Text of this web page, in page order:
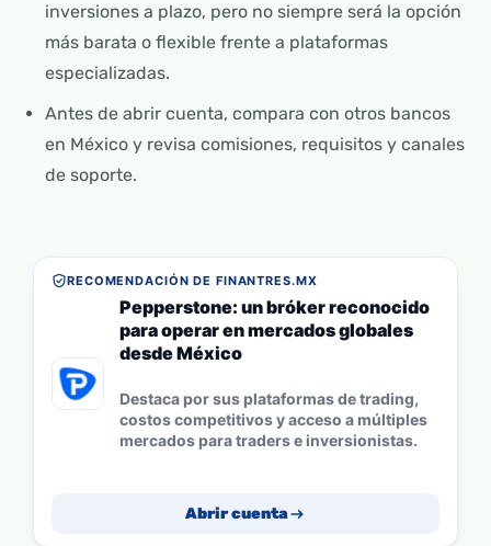
inversiones a plazo, pero no siempre será la opción
más barata o flexible frente a plataformas
especializadas.
Antes de abrir cuenta, compara con otros bancos
en México y revisa comisiones, requisitos y canales
de soporte.
RECOMENDACIÓN DE FINANTRES.MX
Pepperstone: un bróker reconocido
para operar en mercados globales
desde México
Destaca por sus plataformas de trading,
costos competitivos y acceso a múltiples
mercados para traders e inversionistas.
Abrir cuenta